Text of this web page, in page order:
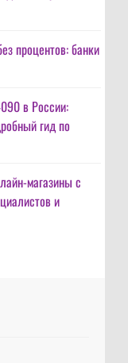
процентов: банки
в России:
гид по
магазины с
и